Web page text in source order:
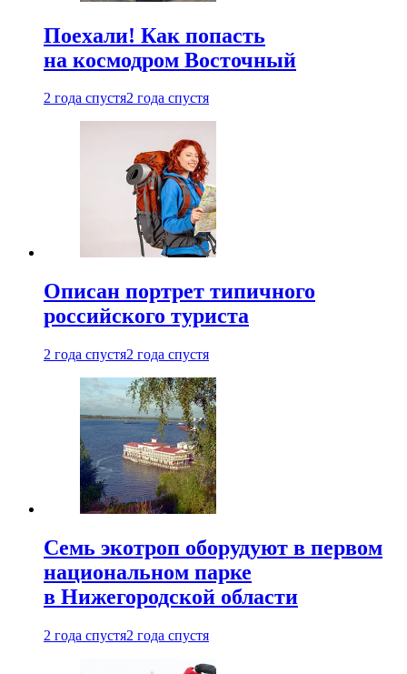
Поехали! Как попасть
на космодром Восточный
2 года спустя2 года спустя
Описан портрет типичного
российского туриста
2 года спустя2 года спустя
Семь экотроп оборудуют в первом
национальном парке
в Нижегородской области
2 года спустя2 года спустя